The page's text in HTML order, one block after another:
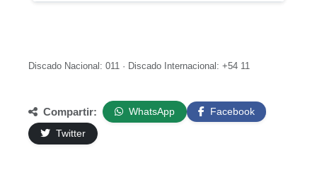
Discado Nacional: 011 · Discado Internacional: +54 11
Compartir: WhatsApp
Facebook
Twitter